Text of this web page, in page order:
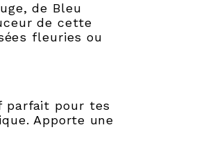
de Bleu
de cette
fleuries ou
parfait pour tes
Apporte une